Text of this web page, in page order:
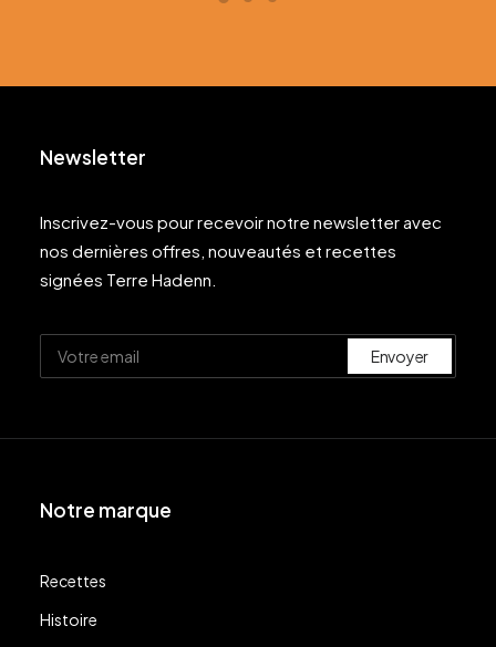
Newsletter
Inscrivez-vous pour recevoir notre newsletter avec
nos dernières offres, nouveautés et recettes
signées Terre Hadenn.
Notre marque
Recettes
Histoire